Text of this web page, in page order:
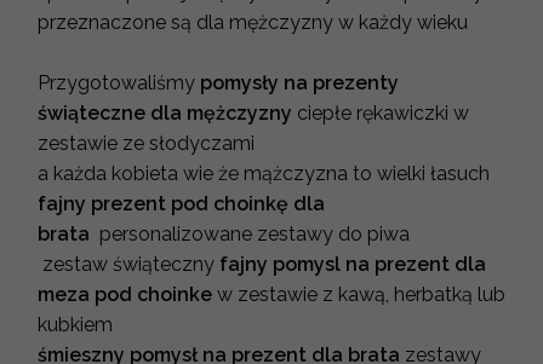
przeznaczone są dla mężczyzny w każdy wieku
Przygotowaliśmy pomysły na prezenty
świąteczne dla mężczyzny ciepłe rękawiczki w
zestawie ze słodyczami
a każda kobieta wie że mążczyzna to wielki łasuch
fajny prezent pod choinkę dla
brata personalizowane zestawy do piwa
zestaw świąteczny fajny pomysl na prezent dla
meza pod choinke w zestawie z kawą, herbatką lub
kubkiem
śmieszny pomysł na prezent dla brata zestawy